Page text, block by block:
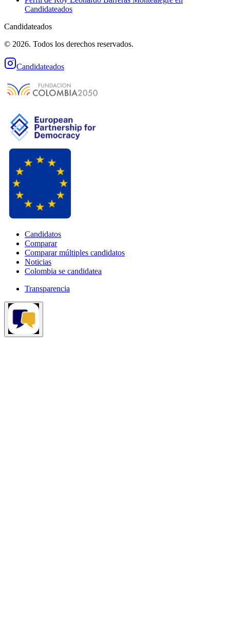
Candidateados
Candidateados
© 2026. Todos los derechos reservados.
Candidateados
Candidatos
Comparar
Comparar múltiples candidatos
Noticias
Colombia se candidatea
Transparencia